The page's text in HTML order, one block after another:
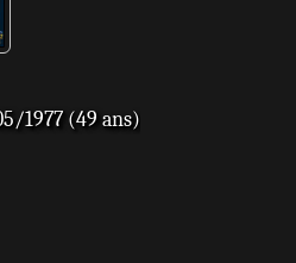
1977 (49 ans)